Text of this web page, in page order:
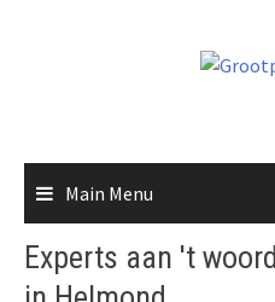
Main Menu
Experts aan 't